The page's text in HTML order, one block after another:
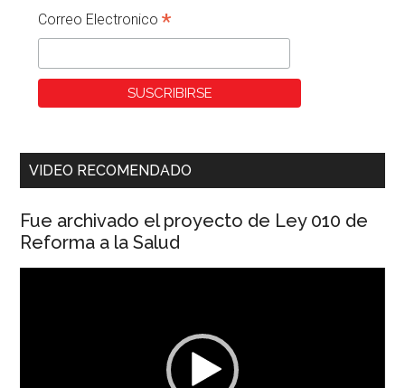
Correo Electronico*
VIDEO RECOMENDADO
Fue archivado el proyecto de Ley 010 de
Reforma a la Salud